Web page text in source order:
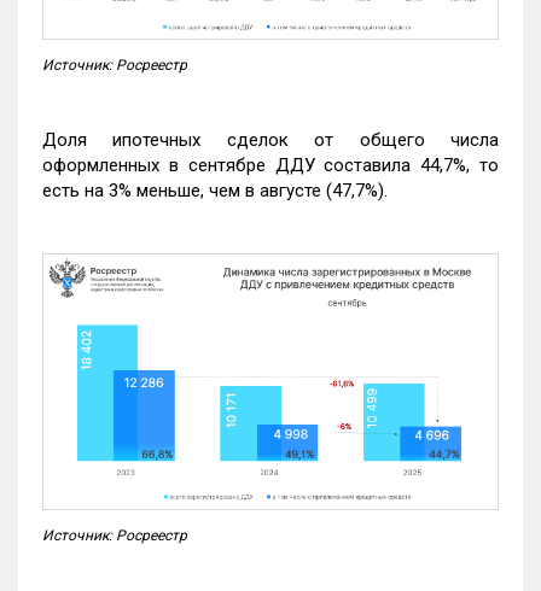
Источник: Росреестр
Доля ипотечных сделок от общего числа
оформленных в сентябре ДДУ составила 44,7%, то
есть на 3% меньше, чем в августе (47,7%).
Источник: Росреестр